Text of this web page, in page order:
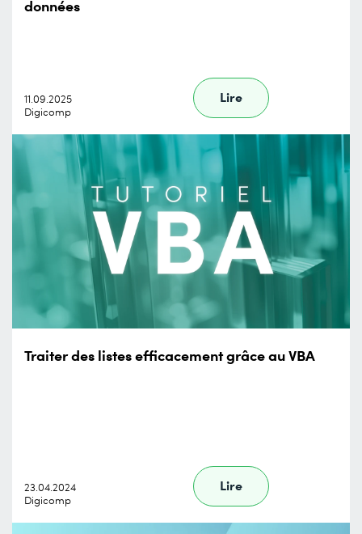
données
11.09.2025
Digicomp
Lire
Traiter des listes efficacement grâce au VBA
23.04.2024
Digicomp
Lire